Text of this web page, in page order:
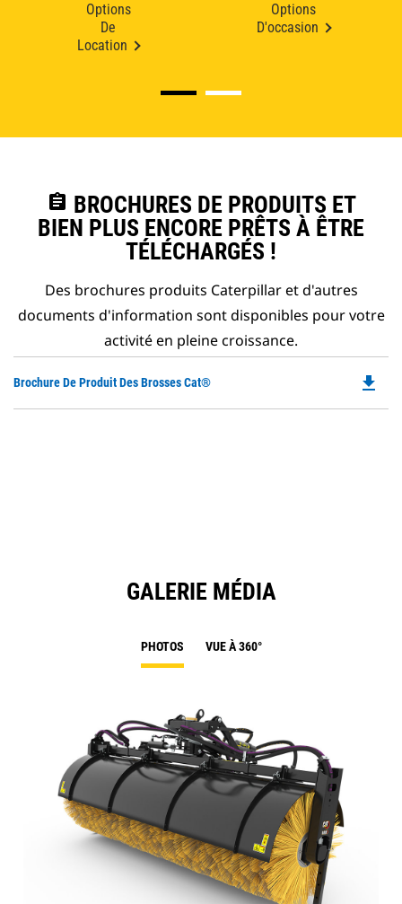
Options
De
Location
Options
D'occasion
assignment BROCHURES DE PRODUITS ET
BIEN PLUS ENCORE PRÊTS À ÊTRE
TÉLÉCHARGÉS !
Des brochures produits Caterpillar et d'autres
documents d'information sont disponibles pour votre
activité en pleine croissance.
Brochure De Produit Des Brosses Cat® file_download
GALERIE MÉDIA
PHOTOS VUE À 360°